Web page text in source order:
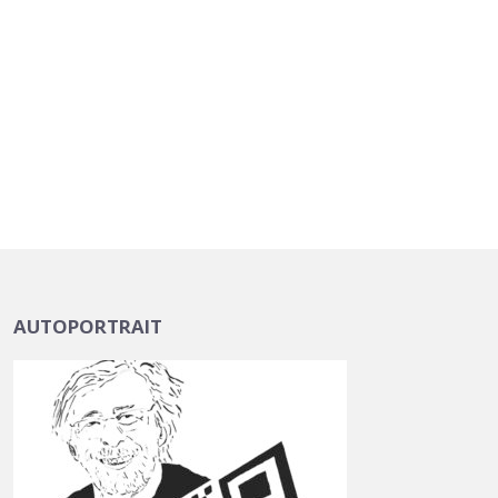
AUTOPORTRAIT